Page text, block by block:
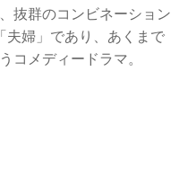
抜群のコンビネーション
夫婦」であり、あくまで
コメディードラマ。